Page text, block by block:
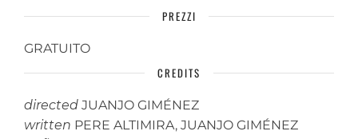
PREZZI
GRATUITO
CREDITS
directed JUANJO GIMÉNEZ
written PERE ALTIMIRA, JUANJO GIMÉNEZ